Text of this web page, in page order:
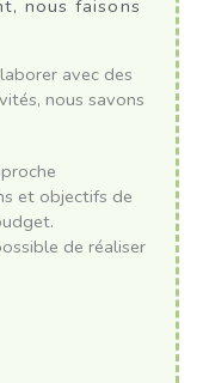
nous faisons
avec des
nous savons
et objectifs de
de réaliser